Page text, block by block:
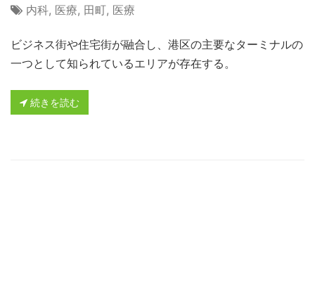
内科, 医療, 田町, 医療
ビジネス街や住宅街が融合し、港区の主要なターミナルの
一つとして知られているエリアが存在する。
続きを読む